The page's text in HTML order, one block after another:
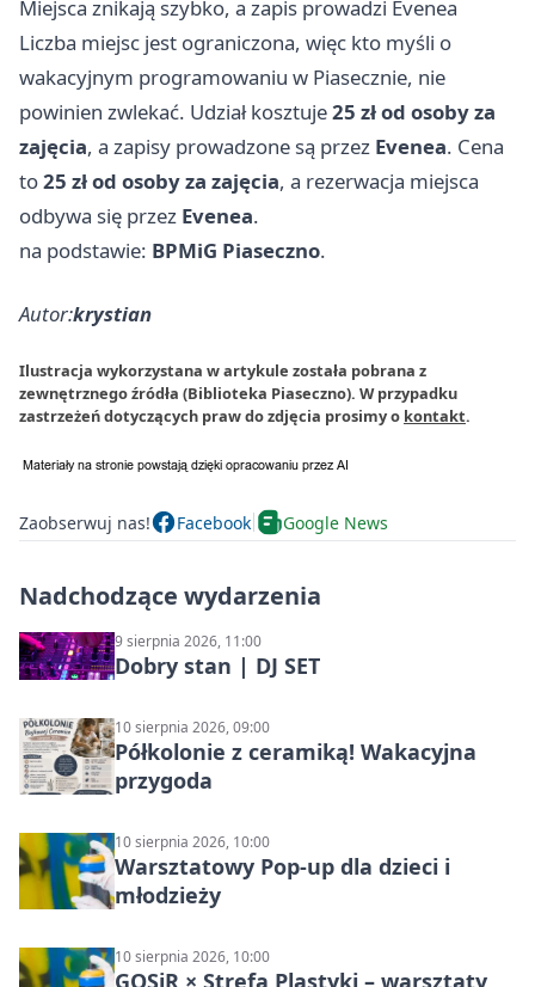
Miejsca znikają szybko, a zapis prowadzi Evenea
Liczba miejsc jest ograniczona, więc kto myśli o
wakacyjnym programowaniu w Piasecznie, nie
powinien zwlekać. Udział kosztuje25 zł od osoby za
zajęcia, a zapisy prowadzone są przez Evenea. Cena
to25 zł od osoby za zajęcia, a rezerwacja miejsca
odbywa się przez Evenea.
na podstawie: BPMiG Piaseczno.
Autor:krystian
Ilustracja wykorzystana w artykule została pobrana z
zewnętrznego źródła (Biblioteka Piaseczno). W przypadku
zastrzeżeń dotyczących praw do zdjęcia prosimy o kontakt.
Zaobserwuj nas! Facebook Google News
Nadchodzące wydarzenia
9 sierpnia 2026, 11:00
Dobry stan | DJ SET
10 sierpnia 2026, 09:00
Półkolonie z ceramiką! Wakacyjna
przygoda
10 sierpnia 2026, 10:00
Warsztatowy Pop-up dla dzieci i
młodzieży
10 sierpnia 2026, 10:00
GOSiR × Strefa Plastyki – warsztaty